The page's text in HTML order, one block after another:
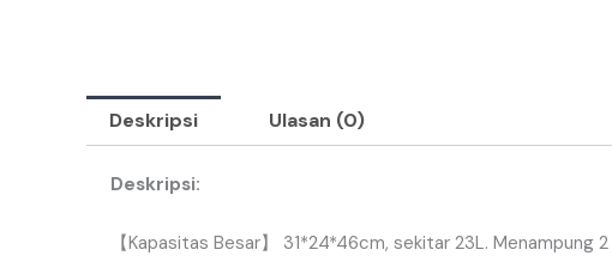
Deskripsi Ulasan (0)
Deskripsi:
【Kapasitas Besar】 31*24*46cm, sekitar 23L. Menampung 2